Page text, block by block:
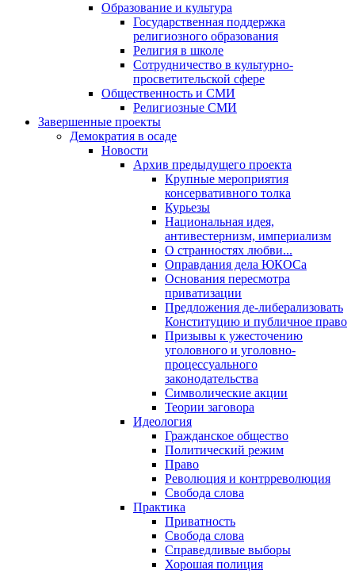
Образование и культура
Государственная поддержка
религиозного образования
Религия в школе
Сотрудничество в культурно-
просветительской сфере
Общественность и СМИ
Религиозные СМИ
Завершенные проекты
Демократия в осаде
Новости
Архив предыдущего проекта
Крупные мероприятия
консервативного толка
Курьезы
Национальная идея,
антивестернизм, империализм
О странностях любви...
Оправдания дела ЮКОСа
Основания пересмотра
приватизации
Предложения де-либерализовать
Конституцию и публичное право
Призывы к ужесточению
уголовного и уголовно-
процессуального
законодательства
Символические акции
Теории заговора
Идеология
Гражданское общество
Политический режим
Право
Революция и контрреволюция
Свобода слова
Практика
Приватность
Свобода слова
Справедливые выборы
Хорошая полиция